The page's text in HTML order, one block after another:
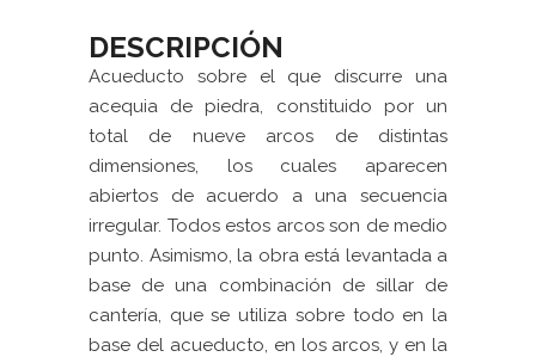
DESCRIPCIÓN
Acueducto sobre el que discurre una
acequia de piedra, constituido por un
total de nueve arcos de distintas
dimensiones, los cuales aparecen
abiertos de acuerdo a una secuencia
irregular. Todos estos arcos son de medio
punto. Asimismo, la obra está levantada a
base de una combinación de sillar de
cantería, que se utiliza sobre todo en la
base del acueducto, en los arcos, y en la